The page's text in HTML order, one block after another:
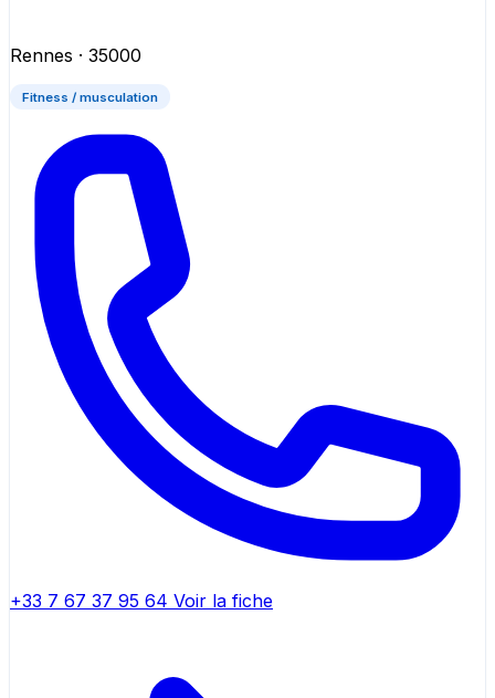
Rennes · 35000
Fitness / musculation
+33 7 67 37 95 64 Voir la fiche